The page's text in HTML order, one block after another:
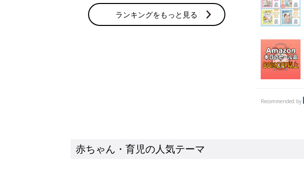
ランキングをもっと見る
Recommended by
赤ちゃん・育児の人気テーマ